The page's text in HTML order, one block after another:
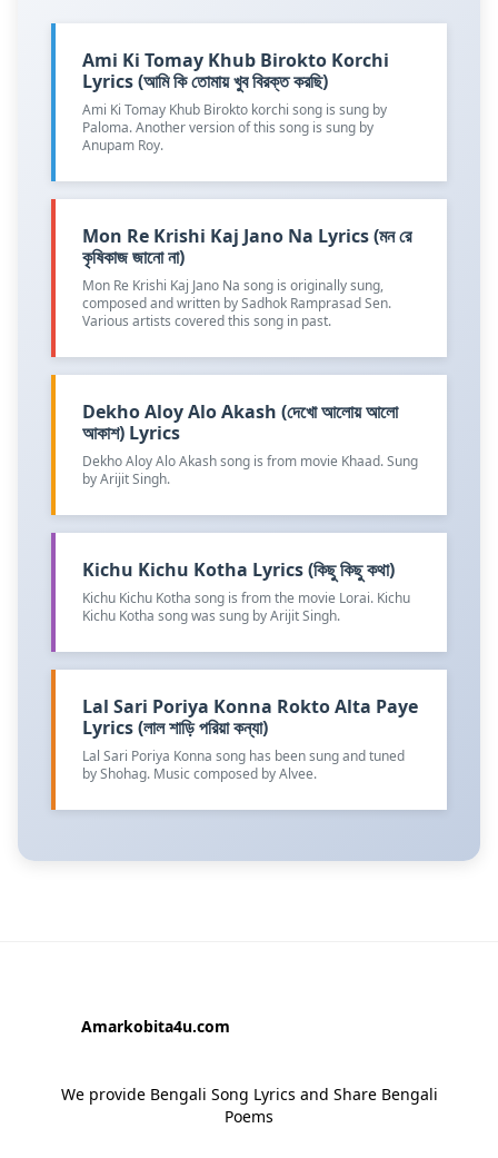
Ami Ki Tomay Khub Birokto Korchi
Lyrics (আমি কি তোমায় খুব বিরক্ত করছি)
Ami Ki Tomay Khub Birokto korchi song is sung by
Paloma. Another version of this song is sung by
Anupam Roy.
Mon Re Krishi Kaj Jano Na Lyrics (মন রে
কৃষিকাজ জানো না)
Mon Re Krishi Kaj Jano Na song is originally sung,
composed and written by Sadhok Ramprasad Sen.
Various artists covered this song in past.
Dekho Aloy Alo Akash (দেখো আলোয় আলো
আকাশ) Lyrics
Dekho Aloy Alo Akash song is from movie Khaad. Sung
by Arijit Singh.
Kichu Kichu Kotha Lyrics (কিছু কিছু কথা)
Kichu Kichu Kotha song is from the movie Lorai. Kichu
Kichu Kotha song was sung by Arijit Singh.
Lal Sari Poriya Konna Rokto Alta Paye
Lyrics (লাল শাড়ি পরিয়া কন্যা)
Lal Sari Poriya Konna song has been sung and tuned
by Shohag. Music composed by Alvee.
Amarkobita4u.com
We provide Bengali Song Lyrics and Share Bengali
Poems